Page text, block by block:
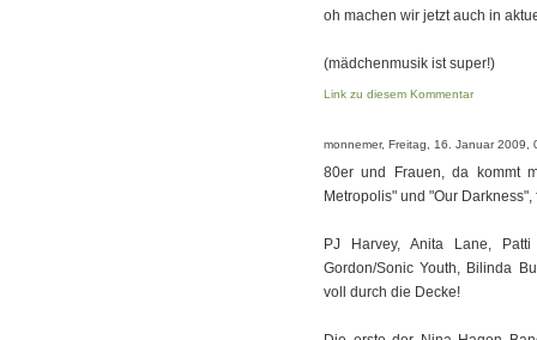
oh machen wir jetzt auch in
(mädchenmusik ist super!)
Link zu diesem Kommentar
monnemer, Freitag, 16. Januar 2009,
80er und Frauen, da kommt
Metropolis" und "Our
PJ Harvey, Anita Lane,
Gordon/Sonic Youth, Bilinda
voll durch die Decke!